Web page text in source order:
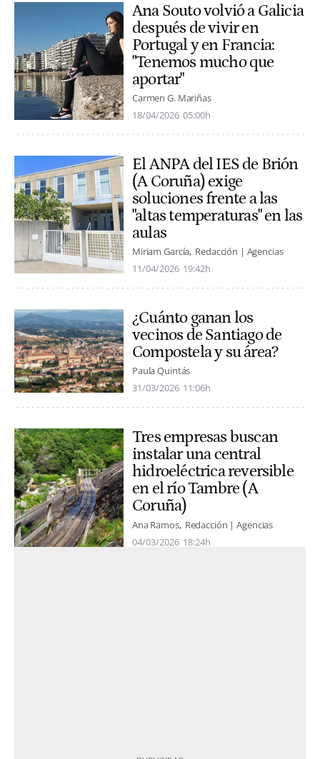
Ana Souto volvió a Galicia
después de vivir en
Portugal y en Francia:
"Tenemos mucho que
aportar"
Carmen G. Mariñas
18/04/2026 05:00h
El ANPA del IES de Brión
(A Coruña) exige
soluciones frente a las
"altas temperaturas" en las
aulas
Miriam García Redacción | Agencias
11/04/2026 19:42h
¿Cuánto ganan los
vecinos de Santiago de
Compostela y su área?
Paula Quintás
31/03/2026 11:06h
Tres empresas buscan
instalar una central
hidroeléctrica reversible
en el río Tambre (A
Coruña)
Ana Ramos Redacción | Agencias
04/03/2026 18:24h